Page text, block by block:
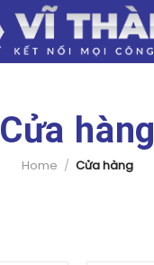
Cửa hàng
Home / Cửa hàng